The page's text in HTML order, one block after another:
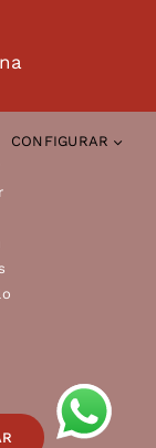
s.l.u. |Aviso
de cookies |
Imagenia
CONFIGURAR